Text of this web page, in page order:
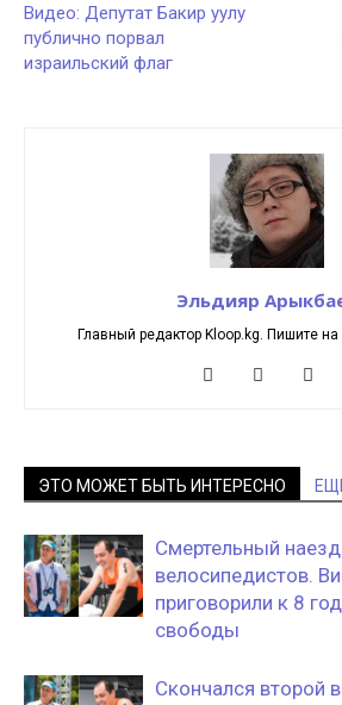
Видео: Депутат Бакир уулу
публично порвал
израильский флаг
Эльдияр
Главный редактор Kloop.kg. Пишите на
ЭТО МОЖЕТ БЫТЬ ИНТЕРЕСНО
Смертельный
велосипедистов.
приговорили к 8
свободы
Скончался второй